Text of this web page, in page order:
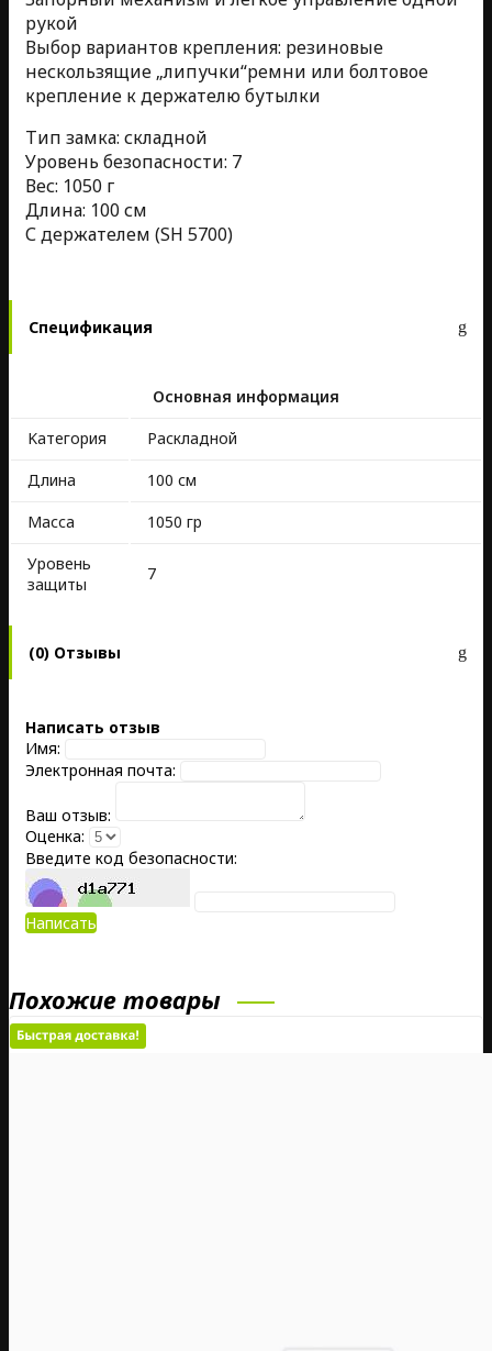
рукой
Выбор вариантов крепления: резиновые
нескользящие „липучки“ремни или болтовое
крепление к держателю бутылки
Тип замка: складной
Уровень безопасности: 7
Вес: 1050 г
Длина: 100 см
С держателем (SH 5700)
Спецификация
Основная информация
Kатегория
Раскладной
Длина
100 см
Масса
1050 гр
Уровень
защиты
7
(0) Отзывы
Написать отзыв
Имя:
Электронная почта:
Ваш отзыв:
Оценка:
Введите код безопасности:
Написать
Похожие товары